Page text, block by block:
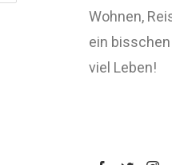
Wohnen,
ein
viel Leben!